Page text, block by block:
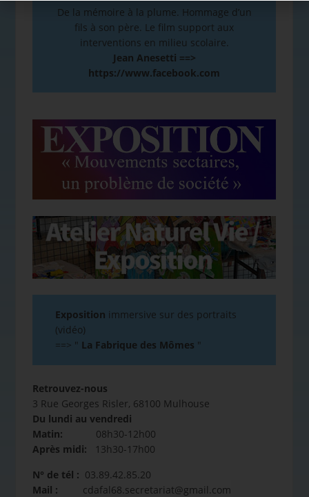
De la mémoire à la plume. Hommage d’un
fils à son père. Le film support aux
interventions en milieu scolaire.
Jean Anesetti ==>
https://www.facebook.com
Exposition immersive sur des portraits
(vidéo)
==> " La Fabrique des Mômes "
Retrouvez-nous
3 Rue Georges Risler, 68100 Mulhouse
Du lundi au vendredi
Matin: 08h30-12h00
Après midi: 13h30-17h00
N° de tél : 03.89.42.85.20
Mail : cdafal68.secretariat@gmail.com